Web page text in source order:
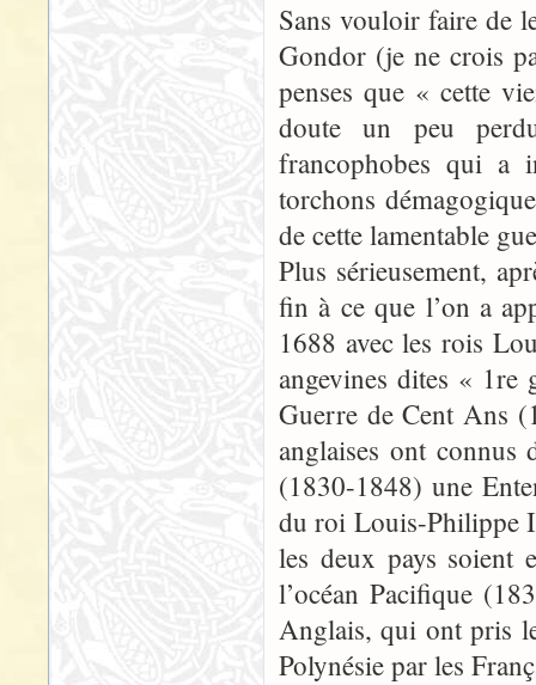
Sans vouloir faire de
Gondor (je ne crois
penses que « cette
doute un peu
francophobes qui a
torchons
de cette lamentable
Plus sérieusement,
fin à ce que l’on a
1688 avec les rois
angevines dites «
Guerre de Cent Ans
anglaises ont connus
(1830-1848) une
du roi Louis-Philippe
les deux pays soient
l’océan Pacifique
Anglais, qui ont pris
Polynésie par les